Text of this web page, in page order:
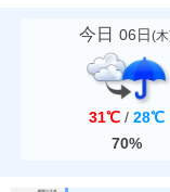
今日 06日(木
31℃ / 28℃
70%